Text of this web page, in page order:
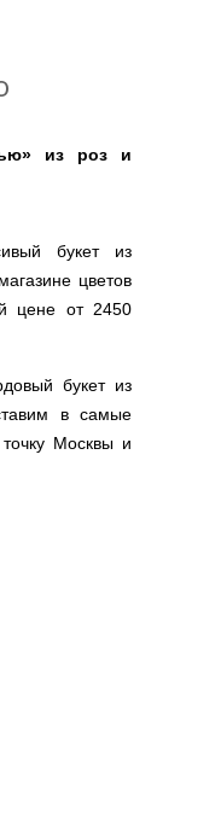
из роз и
букет из
цветов
цене от 2450
букет из
в самые
Москвы и